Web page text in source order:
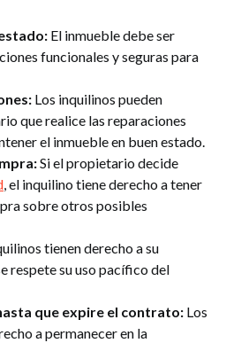
El inmueble debe ser
funcionales y seguras para
Los inquilinos pueden
que realice las reparaciones
el inmueble en buen estado.
Si el propietario decide
, el inquilino tiene derecho a tener
sobre otros posibles
tienen derecho a su
respete su uso pacífico del
que expire el contrato: Los
a permanecer en la